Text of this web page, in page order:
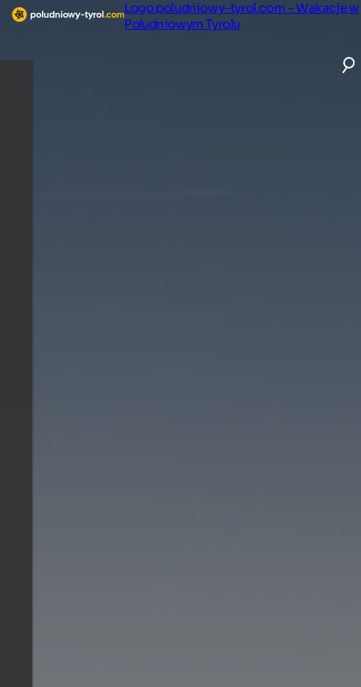
Logo poludniowy-tyrol.com - Wakacje w
Południowym Tyrolu